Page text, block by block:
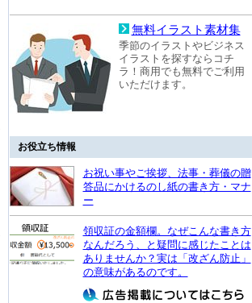
無料イラスト素材集
季節のイラストやビジネス
イラストを探すならコチ
ラ！商用でも無料でご利用
いただけます。
お役立ち情報
お祝い事やご挨拶、法事・葬儀の贈
答品にかけるのし紙の書き方・マナ
ー
領収証の金額欄。なぜこんな書き方
なんだろう、と疑問に感じたことは
ありませんか？実は「改ざん防止」
の意味があるのです。